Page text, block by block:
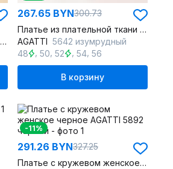
267.65 BYN300.73
Платье из плательной ткани Барби с вырезом и тесьмой, черное
AGATTI 5642 изумрудный
48
,50 ,52 54 56
В корзину
-11%
291.26 BYN327.25
Платье с кружевом женское черное